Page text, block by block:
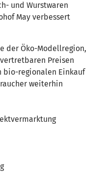
und Wurstwaren
May verbessert
der Öko-Modellregion,
Preisen
bio-regionalen Einkauf
weiterhin